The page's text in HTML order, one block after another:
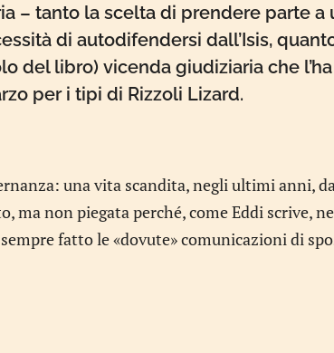
– tanto la scelta di prendere parte
di autodifendersi dall’Isis,
del libro) vicenda giudiziaria che
per i tipi di Rizzoli Lizard.
una vita scandita, negli ultimi anni,
ma non piegata perché, come Eddi scrive,
fatto le «dovute» comunicazioni di